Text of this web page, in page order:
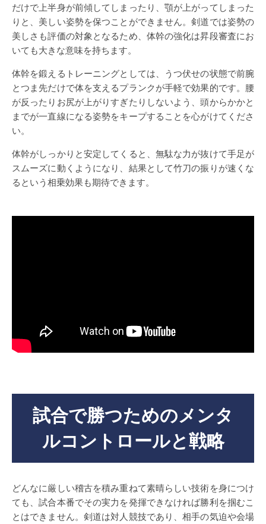
だけで上半身が前傾してしまったり、顎が上がってしまった
りと、美しい姿勢を保つことができません。剣道では姿勢の
美しさも評価の対象となるため、体幹の強化は昇段審査にお
いても大きな意味を持ちます。
体幹を鍛えるトレーニングとしては、うつ伏せの状態で前腕
とつま先だけで体を支えるプランクが手軽で効果的です。腰
が反ったりお尻が上がりすぎたりしないよう、頭からかかと
までが一直線になる姿勢をキープすることを心がけてくださ
い。
体幹がしっかりと安定してくると、無駄な力が抜けて手足が
スムーズに動くようになり、結果として竹刀の振りが速くな
るという相乗効果も期待できます。
試合で勝つためのメンタ
ルコントロールと戦略
どんなに厳しい稽古を積み重ねて素晴らしい技術を身につけ
ても、試合本番でその実力を発揮できなければ勝利を掴むこ
とはできません。剣道は対人競技であり、相手の気迫や会場